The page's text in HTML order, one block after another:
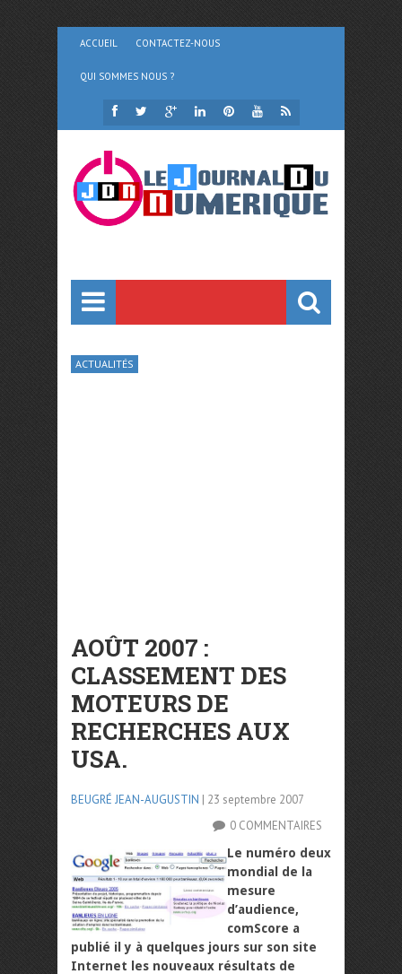
ACCUEIL CONTACTEZ-NOUS
QUI SOMMES NOUS ?
ACTUALITÉS
AOÛT 2007 :
CLASSEMENT DES
MOTEURS DE
RECHERCHES AUX
USA.
BEUGRÉ JEAN-AUGUSTIN | 23 septembre 2007
0 COMMENTAIRES
Le numéro deux
mondial de la
mesure
d’audience,
comScore a
publié il y à quelques jours sur son site
Internet les nouveaux résultats de